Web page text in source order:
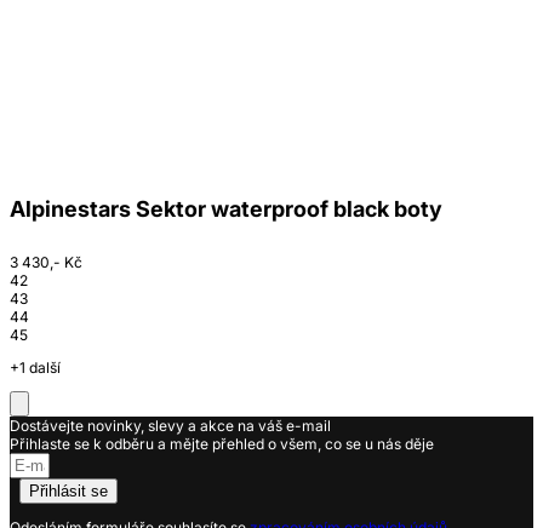
Alpinestars Sektor waterproof black boty
3 430,- Kč
42
43
44
45
+1 další
Dostávejte novinky, slevy a akce na váš e-mail
Přihlaste se k odběru a mějte přehled o všem, co se u nás děje
Přihlásit se